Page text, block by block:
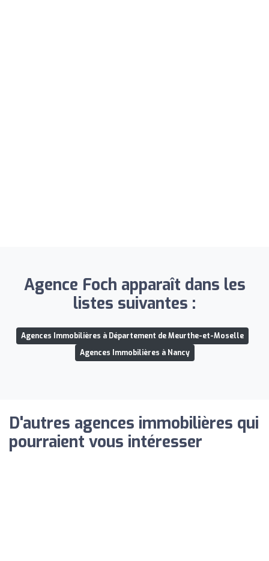
Agence Foch apparaît dans les
listes suivantes :
Agences Immobilières à Département de Meurthe-et-Moselle
Agences Immobilières à Nancy
D'autres agences immobilières qui
pourraient vous intéresser